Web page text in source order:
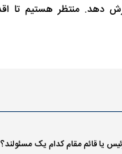
دهد. منتظر هستیم تا
یا قائم مقام کدام یک مسئولند؟